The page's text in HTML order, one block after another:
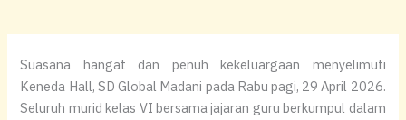
Suasana hangat dan penuh kekeluargaan menyelimuti
Keneda Hall, SD Global Madani pada Rabu pagi, 29 April 2026.
Seluruh murid kelas VI bersama jajaran guru berkumpul dalam